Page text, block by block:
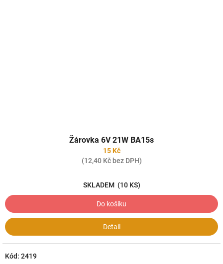
Žárovka 6V 21W BA15s
15 Kč
(12,40 Kč bez DPH)
SKLADEM (10 KS)
Do košíku
Detail
Kód: 2419